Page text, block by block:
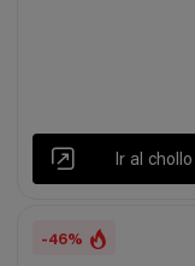
Ir al chollo
-46%